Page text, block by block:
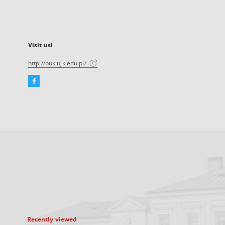
Visit us!
http://buk.ujk.edu.pl/
Facebook
Recently viewed